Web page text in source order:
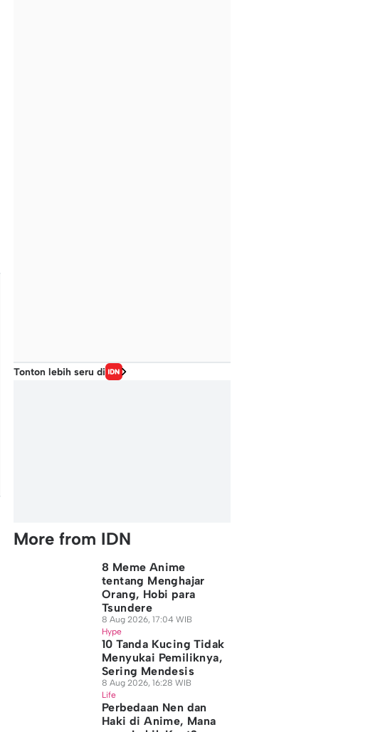
Tonton lebih seru di
More from IDN
8 Meme Anime
tentang Menghajar
Orang, Hobi para
Tsundere
8 Aug 2026, 17:04 WIB
Hype
10 Tanda Kucing Tidak
Menyukai Pemiliknya,
Sering Mendesis
8 Aug 2026, 16:28 WIB
Life
Perbedaan Nen dan
Haki di Anime, Mana